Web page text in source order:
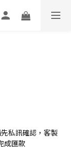
私訊確認，客製
成匯款